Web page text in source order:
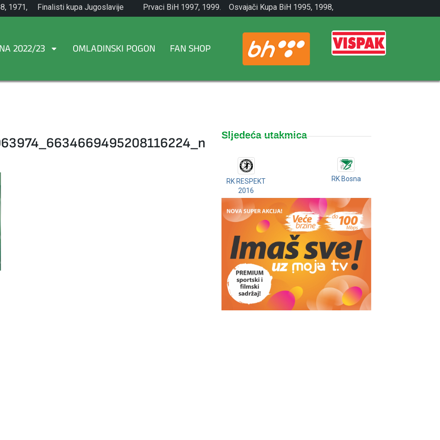
1971,
Finalisti kupa Jugoslavije
1965.
Prvaci BiH 1997, 1999.
Osvajači Kupa BiH 1995, 1998,
2001.
2022/23 OMLADINSKI POGON FAN SHOP
Sljedeća utakmica
RK RESPEKT
2016
RK Bosna